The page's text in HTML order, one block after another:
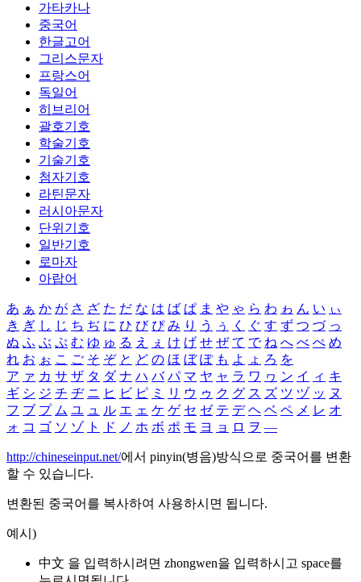
가타카나
중국어
한글고어
그리스문자
프랑스어
독일어
히브리어
괄호기호
학술기호
기술기호
첨자기호
라틴문자
러시아문자
단위기호
일반기호
로마자
아랍어
あ ぁ か が さ ざ た だ な は ば ぱ ま や ゃ ら わ ゎ ん い ぃ
き ぎ し じ ち ぢ に ひ び ぴ み り う ぅ く ぐ す ず つ づ っ
ぬ ふ ぶ ぷ む ゆ ゅ る え ぇ け げ せ ぜ て で ね へ べ ぺ め
れ お ぉ こ ご そ ぞ と ど の ほ ぼ ぽ も よ ょ ろ を
ア ァ カ サ ザ タ ダ ナ ハ バ パ マ ヤ ャ ラ ワ ヮ ン イ ィ キ
ギ シ ジ チ ヂ ニ ヒ ビ ピ ミ リ ウ ゥ ク グ ス ズ ツ ヅ ッ ヌ
フ ブ プ ム ユ ュ ル エ ェ ケ ゲ セ ゼ テ デ ヘ ベ ペ メ レ オ
ォ コ ゴ ソ ゾ ト ド ノ ホ ボ ポ モ ヨ ョ ロ ヲ ―
http://chineseinput.net/에서 pinyin(병음)방식으로 중국어를 변환
할 수 있습니다.
변환된 중국어를 복사하여 사용하시면 됩니다.
예시)
中文 을 입력하시려면 zhongwen을 입력하시고 space를